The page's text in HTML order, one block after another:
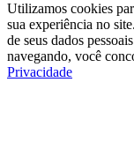
Utilizamos cookies
sua experiência no
de seus dados
navegando, você
Privacidade